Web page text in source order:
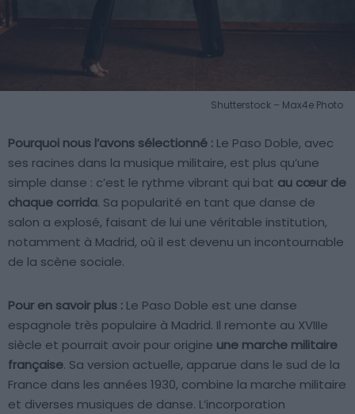
Shutterstock – Max4e Photo
Pourquoi nous l’avons sélectionné : Le Paso Doble, avec
ses racines dans la musique militaire, est plus qu’une
simple danse : c’est le rythme vibrant qui bat au cœur de
chaque corrida. Sa popularité en tant que danse de
salon a explosé, faisant de lui une véritable institution,
notamment à Madrid, où il est devenu un incontournable
de la scène sociale.
Pour en savoir plus : Le Paso Doble est une danse
espagnole très populaire à Madrid. Il remonte au XVIIIe
siècle et pourrait avoir pour origine une marche militaire
française. Sa version actuelle, apparue dans le sud de la
France dans les années 1930, combine la marche militaire
et diverses musiques de danse. L’incorporation